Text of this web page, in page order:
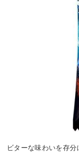
ビターな味わいを存